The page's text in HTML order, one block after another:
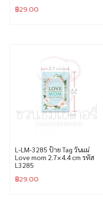
฿29.00
L-LM-3285 ป้าย Tag วันแม่
Love mom 2.7×4.4 cm รหัส
L3285
฿29.00